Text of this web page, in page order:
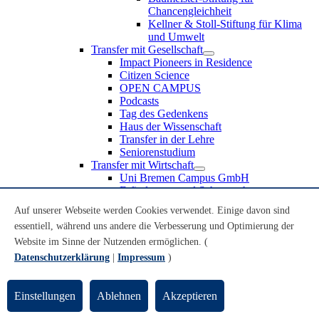
Chancengleichheit
Kellner & Stoll-Stiftung für Klima
und Umwelt
Transfer mit Gesellschaft
Impact Pioneers in Residence
Citizen Science
OPEN CAMPUS
Podcasts
Tag des Gedenkens
Haus der Wissenschaft
Transfer in der Lehre
Seniorenstudium
Transfer mit Wirtschaft
Uni Bremen Campus GmbH
Erfindungen und Schutzrechte
Recruiting an der Universität Bremen
Weiterbildung an der Universität Bremen
Transfer mit Schule
Schülerinnen und Schüler
Schulklassen
Lehrkräfte
Gründungsunterstützung
Auf unserer Webseite werden Cookies verwendet. Einige davon sind
essentiell, während uns andere die Verbesserung und Optimierung der
Website im Sinne der Nutzenden ermöglichen. (
Datenschutzerklärung
Impressum )
Einstellungen Ablehnen Akzeptieren